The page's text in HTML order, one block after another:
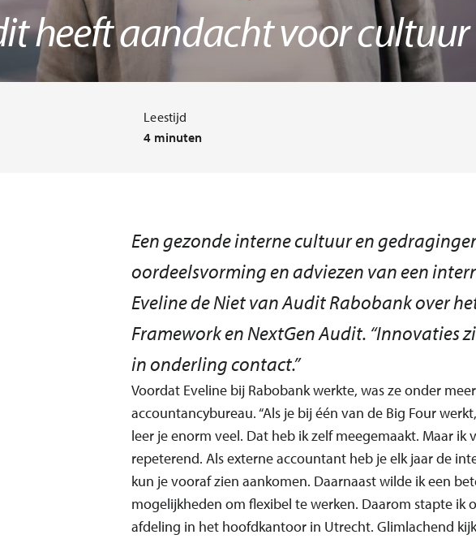
heeft aandacht voor cultuur
Leestijd
4 minuten
Een gezonde interne cultuur en
oordeelsvorming en adviezen van een
Eveline de Niet van Audit Rabobank over
Framework en NextGen Audit. “Innovaties
in onderling contact.”
Voordat Eveline bij Rabobank werkte, was ze onder
accountancybureau. “Als je bij één van de Big Four
leer je enorm veel. Dat heb ik zelf meegemaakt. Maar
repeterend. Als externe accountant heb je elk jaar de
kun je vooraf zien aankomen. Daarnaast wilde ik een
mogelijkheden om flexibel te werken. Daarom stapte ik
afdeling in het hoofdkantoor in Utrecht. Glimlachend